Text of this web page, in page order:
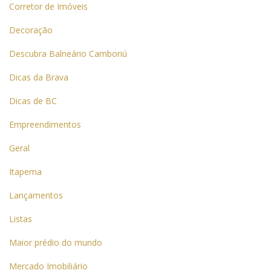
Corretor de Imóveis
Decoração
Descubra Balneário Camboriú
Dicas da Brava
Dicas de BC
Empreendimentos
Geral
Itapema
Lançamentos
Listas
Maior prédio do mundo
Mercado Imobiliário